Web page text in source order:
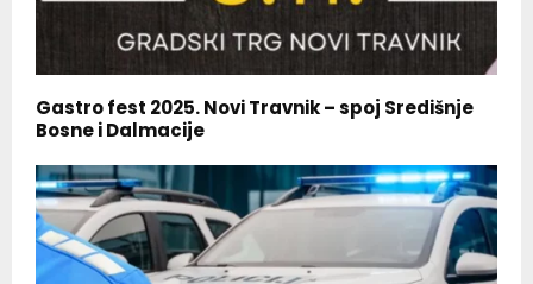
Gastro fest 2025. Novi Travnik – spoj Središnje
Bosne i Dalmacije